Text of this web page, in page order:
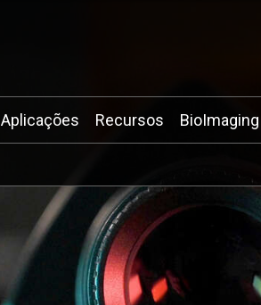
Search keyword(s)
Aplicações Recursos